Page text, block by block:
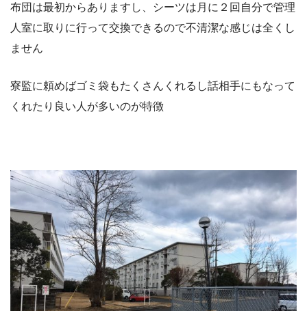
布団は最初からありますし、シーツは月に２回自分で管理
人室に取りに行って交換できるので不清潔な感じは全くし
ません
寮監に頼めばゴミ袋もたくさんくれるし話相手にもなって
くれたり良い人が多いのが特徴